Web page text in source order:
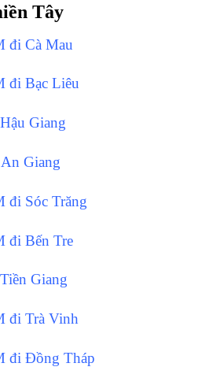
Tây
đi Cà Mau
đi Bạc Liêu
Giang
Giang
đi Sóc Trăng
đi Bến Tre
Giang
đi Trà Vinh
đi Đồng Tháp